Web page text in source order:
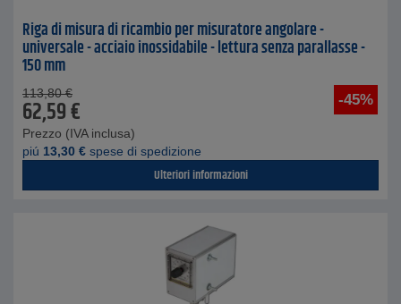
Riga di misura di ricambio per misuratore angolare -
universale - acciaio inossidabile - lettura senza parallasse -
150 mm
-45%
113,80 €
62,59€
Prezzo (IVA inclusa)
piú 13,30 € spese di spedizione
Ulteriori informazioni